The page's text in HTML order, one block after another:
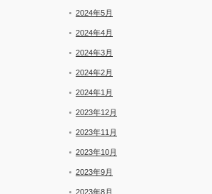
2024年5月
2024年4月
2024年3月
2024年2月
2024年1月
2023年12月
2023年11月
2023年10月
2023年9月
2023年8月